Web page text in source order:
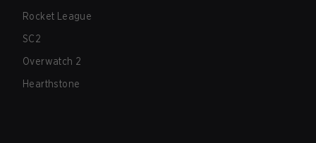
Rocket League
SC2
Overwatch 2
Hearthstone